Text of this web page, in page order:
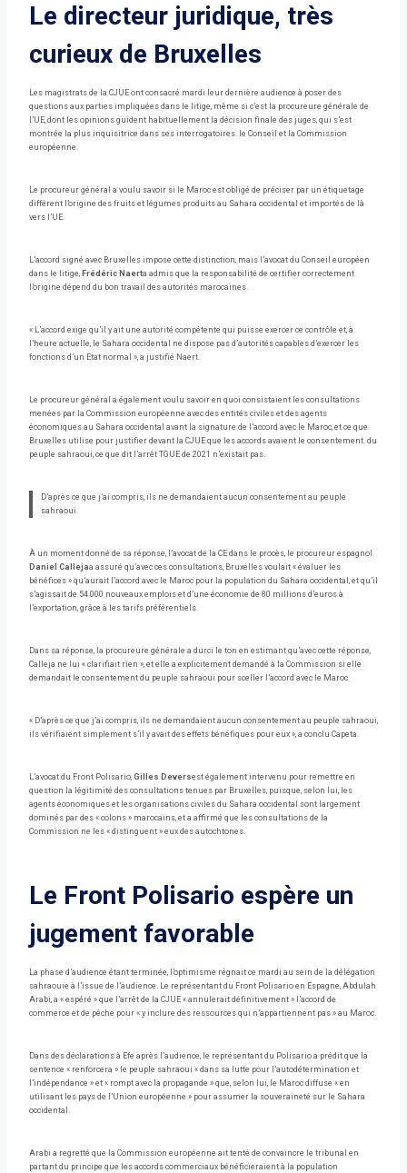
Le directeur juridique, très
curieux de Bruxelles
Les magistrats de la CJUE ont consacré mardi leur dernière audience à poser des
questions aux parties impliquées dans le litige, même si c’est la procureure générale de
l’UE, dont les opinions guident habituellement la décision finale des juges, qui s’est
montrée la plus inquisitrice dans ses interrogatoires. le Conseil et la Commission
européenne.
Le procureur général a voulu savoir si le Maroc est obligé de préciser par un étiquetage
différent l’origine des fruits et légumes produits au Sahara occidental et importés de là
vers l’UE.
L’accord signé avec Bruxelles impose cette distinction, mais l’avocat du Conseil européen
dans le litige, Frédéric Naerta admis que la responsabilité de certifier correctement
l’origine dépend du bon travail des autorités marocaines.
« L’accord exige qu’il y ait une autorité compétente qui puisse exercer ce contrôle et, à
l’heure actuelle, le Sahara occidental ne dispose pas d’autorités capables d’exercer les
fonctions d’un Etat normal », a justifié Naert.
Le procureur général a également voulu savoir en quoi consistaient les consultations
menées par la Commission européenne avec des entités civiles et des agents
économiques au Sahara occidental avant la signature de l’accord avec le Maroc, et ce que
Bruxelles utilise pour justifier devant la CJUE que les accords avaient le consentement. du
peuple sahraoui, ce que dit l’arrêt TGUE de 2021 n’existait pas.
D’après ce que j’ai compris, ils ne demandaient aucun consentement au peuple
sahraoui.
À un moment donné de sa réponse, l’avocat de la CE dans le procès, le procureur espagnol
Daniel Callejaa assuré qu’avec ces consultations, Bruxelles voulait « évaluer les
bénéfices » qu’aurait l’accord avec le Maroc pour la population du Sahara occidental, et qu’il
s’agissait de 54 000 nouveaux emplois et d’une économie de 80 millions d’euros à
l’exportation, grâce à les tarifs préférentiels.
Dans sa réponse, la procureure générale a durci le ton en estimant qu’avec cette réponse,
Calleja ne lui « clarifiait rien », et elle a explicitement demandé à la Commission si elle
demandait le consentement du peuple sahraoui pour sceller l’accord avec le Maroc.
« D’après ce que j’ai compris, ils ne demandaient aucun consentement au peuple sahraoui,
ils vérifiaient simplement s’il y avait des effets bénéfiques pour eux », a conclu Capeta.
L’avocat du Front Polisario, Gilles Deversest également intervenu pour remettre en
question la légitimité des consultations tenues par Bruxelles, puisque, selon lui, les
agents économiques et les organisations civiles du Sahara occidental sont largement
dominés par des « colons » marocains, et a affirmé que les consultations de la
Commission ne les « distinguent » eux des autochtones.
Le Front Polisario espère un
jugement favorable
La phase d’audience étant terminée, l’optimisme régnait ce mardi au sein de la délégation
sahraouie à l’issue de l’audience. Le représentant du Front Polisario en Espagne, Abdulah
Arabi, a « espéré » que l’arrêt de la CJUE « annulerait définitivement » l’accord de
commerce et de pêche pour « y inclure des ressources qui n’appartiennent pas » au Maroc.
Dans des déclarations à Efe après l’audience, le représentant du Polisario a prédit que la
sentence « renforcera » le peuple sahraoui « dans sa lutte pour l’autodétermination et
l’indépendance » et « rompt avec la propagande » que, selon lui, le Maroc diffuse « en
utilisant les pays de l’Union européenne » pour assumer la souveraineté sur le Sahara
occidental.
Arabi a regretté que la Commission européenne ait tenté de convaincre le tribunal en
partant du principe que les accords commerciaux bénéficieraient à la population